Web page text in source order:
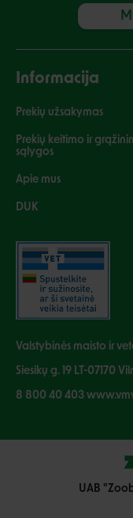
Informacija
Prekių užsakymas
Prekių keitimo ir
sąlygos
Apie mus
DUK
Valstybinės maisto ir
Siesikų g. 19 LT-07170
8 800 40 403
UAB